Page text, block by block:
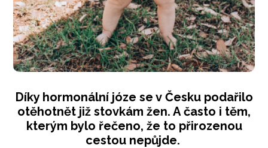
Díky hormonální józe se v Česku podařilo
otěhotnět již stovkám žen. A často i těm,
kterým bylo řečeno, že to přirozenou
cestou nepůjde.